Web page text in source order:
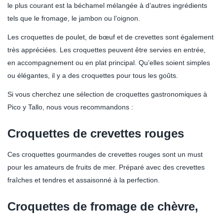
le plus courant est la béchamel mélangée à d’autres ingrédients
tels que le fromage, le jambon ou l’oignon.
Les croquettes de poulet, de bœuf et de crevettes sont également
très appréciées. Les croquettes peuvent être servies en entrée,
en accompagnement ou en plat principal. Qu’elles soient simples
ou élégantes, il y a des croquettes pour tous les goûts.
Si vous cherchez une sélection de croquettes gastronomiques à
Pico y Tallo, nous vous recommandons :
Croquettes de crevettes rouges
Ces croquettes gourmandes de crevettes rouges sont un must
pour les amateurs de fruits de mer. Préparé avec des crevettes
fraîches et tendres et assaisonné à la perfection.
Croquettes de fromage de chèvre,